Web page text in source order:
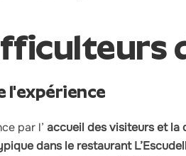
l'expérience
par l’ accueil des visiteurs et la
dans le restaurant